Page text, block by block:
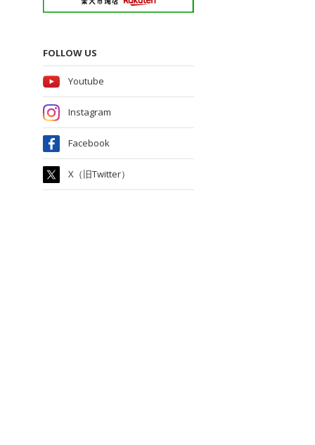
FOLLOW US
Youtube
Instagram
Facebook
X（旧Twitter）